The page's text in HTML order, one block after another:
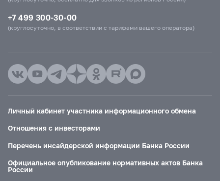
+7 499 300-30-00
(круглосуточно, в соответствии с тарифами вашего оператора)
Личный кабинет участника информационного обмена
Отношения с инвесторами
Перечень инсайдерской информации Банка России
Официальное опубликование нормативных актов Банка
России